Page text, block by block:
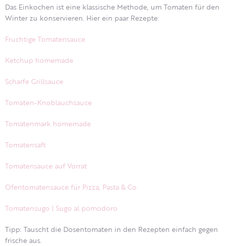
Das Einkochen ist eine klassische Methode, um Tomaten für den
Winter zu konservieren. Hier ein paar Rezepte:
Fruchtige Tomatensauce
Ketchup homemade
Scharfe Grillsauce
Tomaten-Knoblauchsauce
Tomatenmark homemade
Tomatensaft
Tomatensauce auf Vorrat
Ofentomatensauce für Pizza, Pasta & Co.
Tomatensugo | Sugo al pomodoro
Tipp: Tauscht die Dosentomaten in den Rezepten einfach gegen
frische aus.